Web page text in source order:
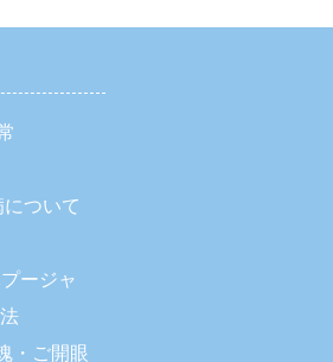
ついて
ージャ
・ご開眼